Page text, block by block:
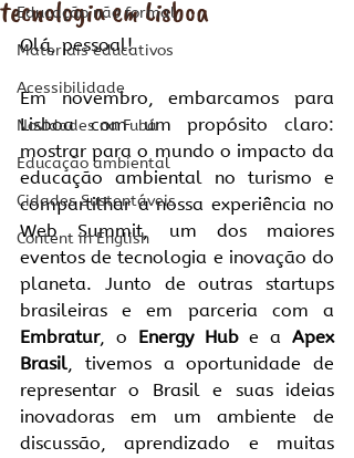
Educação não formal
Materiais educativos
Acessibilidade
Novidades na Fubá
Educação ambiental
Cidades Sustentáveis
Content in English
tecnologia em Lisboa
Olá, pessoal!
Em novembro, embarcamos para
Lisboa com um propósito claro:
mostrar para o mundo o impacto da
educação ambiental no turismo e
compartilhar a nossa experiência no
Web Summit, um dos maiores
eventos de tecnologia e inovação do
planeta. Junto de outras startups
Embratur, o Energy Hub e a Apex
Brasil, tivemos a oportunidade de
representar o Brasil e suas ideias
inovadoras em um ambiente de
discussão, aprendizado e muitas